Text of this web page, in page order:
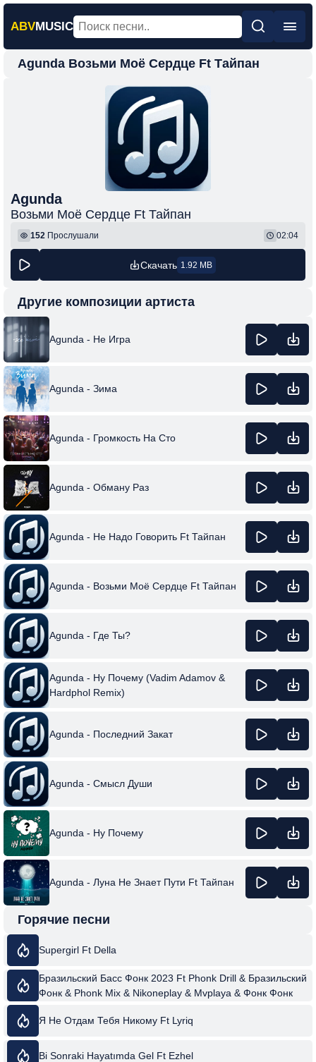
ABVMUSIC
Главная
Шансон
Фонк
Agunda Возьми Моё Сердце Ft Тайпан
Agunda
Возьми Моё Сердце Ft Тайпан
152 Прослушали 02:04
Скачать 1.92 MB
Другие композиции артиста
Agunda - Не Игра
Agunda - Зима
Agunda - Громкость На Сто
Agunda - Обману Раз
Agunda - Не Надо Говорить Ft Тайпан
Agunda - Возьми Моё Сердце Ft Тайпан
Agunda - Где Ты?
Agunda - Ну Почему (Vadim Adamov &
Hardphol Remix)
Agunda - Последний Закат
Agunda - Смысл Души
Agunda - Ну Почему
Agunda - Луна Не Знает Пути Ft Тайпан
Горячие песни
Supergirl Ft Della
Бразильский Басс Фонк 2023 Ft Phonk Drill & Бразильский
Фонк & Phonk Mix & Nikoneplay & Mvplaya & Фонк Фонк
Я Не Отдам Тебя Никому Ft Lyriq
Bi Sonraki Hayatımda Gel Ft Ezhel